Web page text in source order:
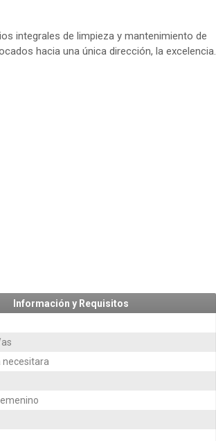
integrales de limpieza y mantenimiento de
hacia una única dirección, la excelencia.
Información y Requisitos
necesitara